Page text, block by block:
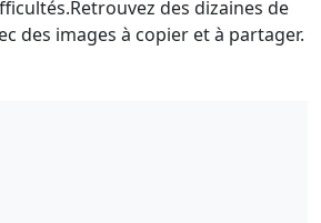
des dizaines de
des images à copier et à partager.